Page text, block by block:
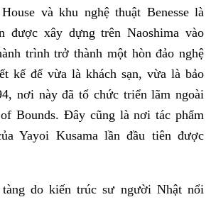
và khu nghệ thuật Benesse là
được xây dựng trên Naoshima vào
trình trở thành một hòn đảo nghệ
kế để vừa là khách sạn, vừa là bảo
nơi này đã tổ chức triển lãm ngoài
Bounds. Đây cũng là nơi tác phẩm
Yayoi Kusama lần đầu tiên được
do kiến ​​trúc sư người Nhật nổi